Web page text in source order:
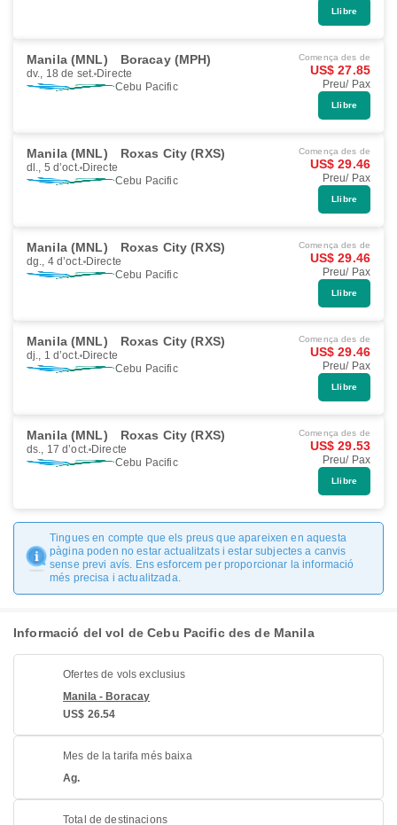
Llibre
Manila (MNL) Boracay (MPH)
dv., 18 de set. Directe
Cebu Pacific
Comença des de
US$ 27.85
Preu/ Pax
Llibre
Manila (MNL) Roxas City (RXS)
dl., 5 d’oct. Directe
Cebu Pacific
Comença des de
US$ 29.46
Preu/ Pax
Llibre
Manila (MNL) Roxas City (RXS)
dg., 4 d’oct. Directe
Cebu Pacific
Comença des de
US$ 29.46
Preu/ Pax
Llibre
Manila (MNL) Roxas City (RXS)
dj., 1 d’oct. Directe
Cebu Pacific
Comença des de
US$ 29.46
Preu/ Pax
Llibre
Manila (MNL) Roxas City (RXS)
ds., 17 d’oct. Directe
Cebu Pacific
Comença des de
US$ 29.53
Preu/ Pax
Llibre
Tingues en compte que els preus que apareixen en aquesta
pàgina poden no estar actualitzats i estar subjectes a canvis
sense previ avís. Ens esforcem per proporcionar la informació
més precisa i actualitzada.
Informació del vol de Cebu Pacific des de Manila
Ofertes de vols exclusius
Manila - Boracay
US$ 26.54
Mes de la tarifa més baixa
Ag.
Total de destinacions